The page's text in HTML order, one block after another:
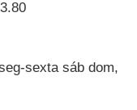
sexta sáb dom,